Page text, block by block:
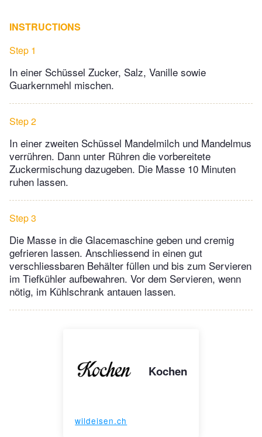
INSTRUCTIONS
Step 1
In einer Schüssel Zucker, Salz, Vanille sowie
Guarkernmehl mischen.
Step 2
In einer zweiten Schüssel Mandelmilch und Mandelmus
verrühren. Dann unter Rühren die vorbereitete
Zuckermischung dazugeben. Die Masse 10 Minuten
ruhen lassen.
Step 3
Die Masse in die Glacemaschine geben und cremig
gefrieren lassen. Anschliessend in einen gut
verschliessbaren Behälter füllen und bis zum Servieren
im Tiefkühler aufbewahren. Vor dem Servieren, wenn
nötig, im Kühlschrank antauen lassen.
Kochen
wildeisen.ch